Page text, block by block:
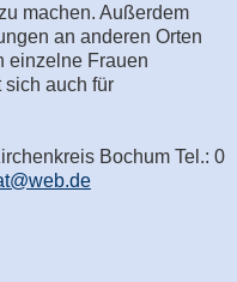
machen. Außerdem
an anderen Orten
einzelne Frauen
sich auch für
Bochum Tel.: 0